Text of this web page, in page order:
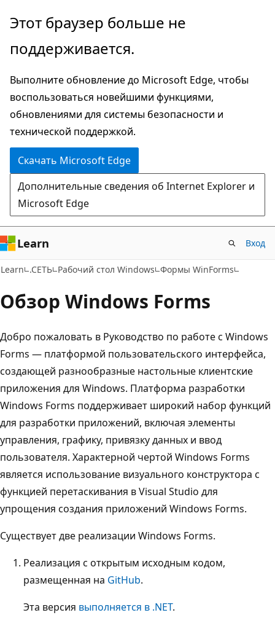
Пропустить
перейти
основному
содержимому
Этот браузер больше не
поддерживается.
Выполните обновление до Microsoft Edge, чтобы
воспользоваться новейшими функциями,
обновлениями для системы безопасности и
технической поддержкой.
Скачать Microsoft Edge
Дополнительные сведения об Internet Explorer и
Microsoft Edge
Learn Вход
Learn .СЕТЬ Рабочий стол Windows Формы WinForms
Обзор Windows Forms
Добро пожаловать в Руководство по работе с Windows
Forms — платформой пользовательского интерфейса,
создающей разнообразные настольные клиентские
приложения для Windows. Платформа разработки
Windows Forms поддерживает широкий набор функций
для разработки приложений, включая элементы
управления, графику, привязку данных и ввод
пользователя. Характерной чертой Windows Forms
является использование визуального конструктора с
функцией перетаскивания в Visual Studio для
упрощения создания приложений Windows Forms.
Существует две реализации Windows Forms.
Реализация с открытым исходным кодом,
размещенная на GitHub.
Эта версия выполняется в .NET.